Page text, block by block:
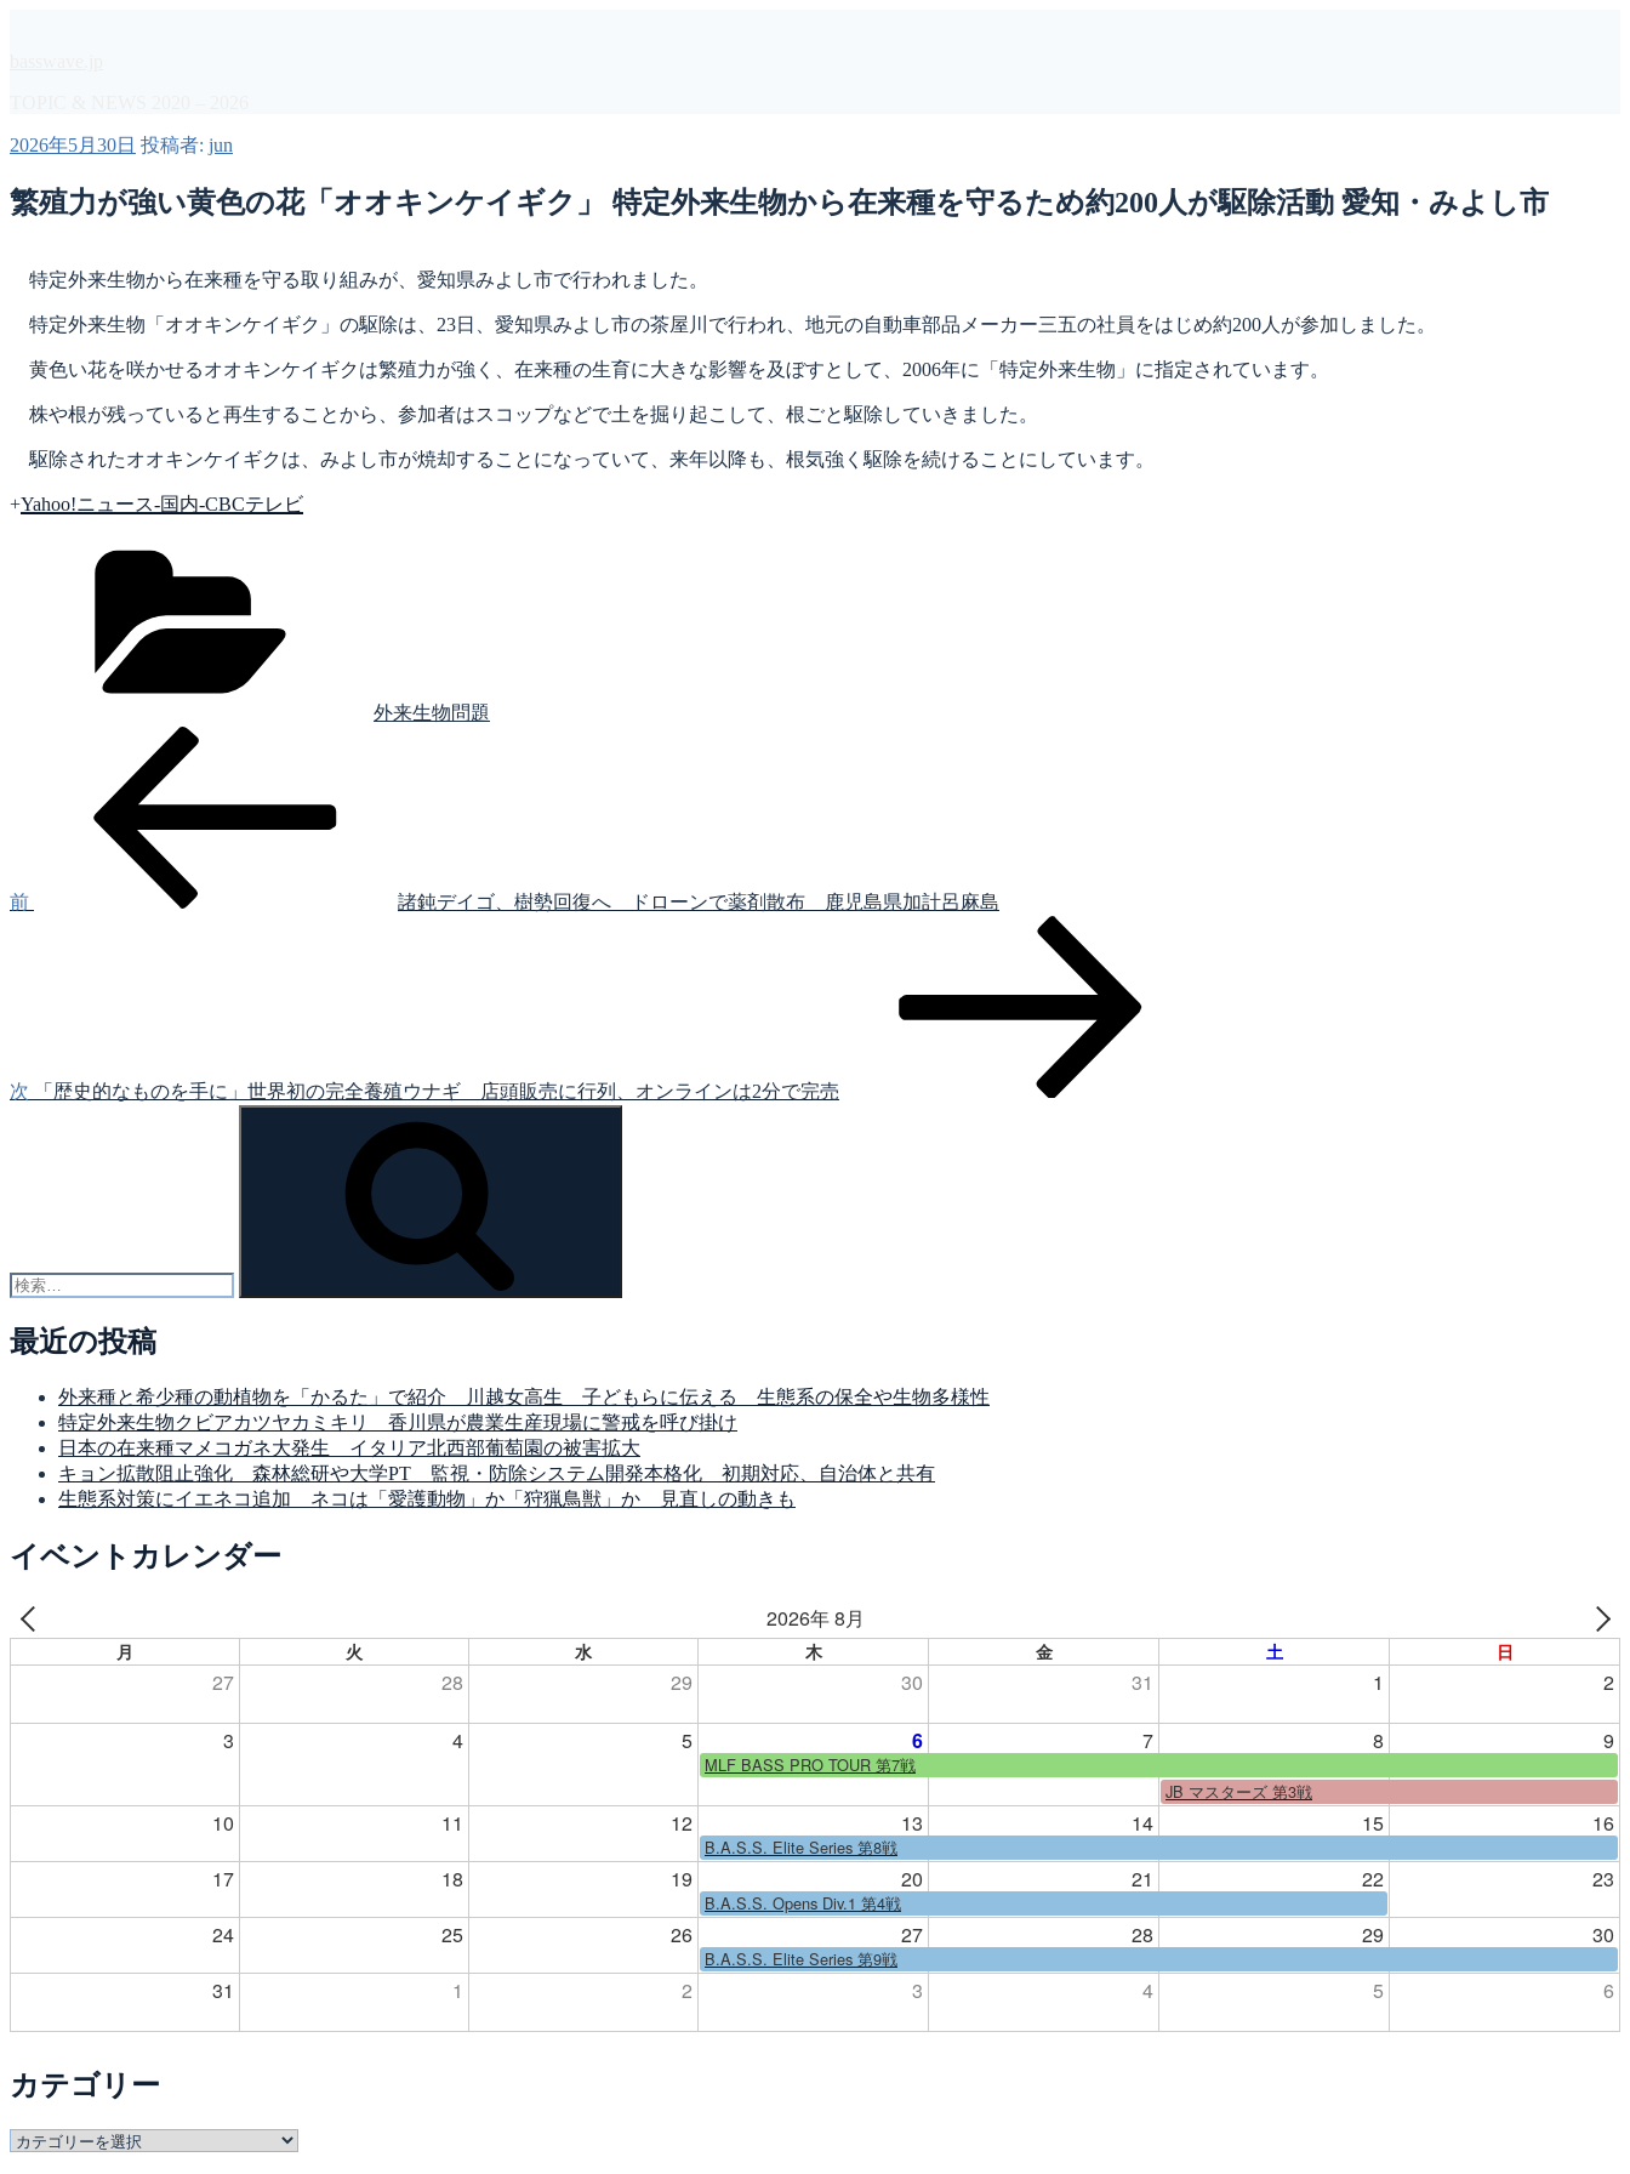
へ
キ
ッ
投
日:
2026年5月30日 投稿者: jun
繁殖力が強い黄色の花「オオキンケイギク」 特定外来生物から在来種を守るため約200人が駆除活動 愛知・みよし市
特定外来生物から在来種を守る取り組みが、愛知県みよし市で行われました。
特定外来生物「オオキンケイギク」の駆除は、23日、愛知県みよし市の茶屋川で行われ、地元の自動車部品メーカー三五の社員をはじめ約200人が参加しました。
黄色い花を咲かせるオオキンケイギクは繁殖力が強く、在来種の生育に大きな影響を及ぼすとして、2006年に「特定外来生物」に指定されています。
株や根が残っていると再生することから、参加者はスコップなどで土を掘り起こして、根ごと駆除していきました。
駆除されたオオキンケイギクは、みよし市が焼却することになっていて、来年以降も、根気強く駆除を続けることにしています。
+Yahoo!ニュース-国内-CBCテレビ
外来生物問題
ゲ
前
諸鈍デイゴ、樹勢回復へ ドローンで薬剤散布 鹿児島県加計呂麻島
次
「歴史的なものを手に」世界初の完全養殖ウナギ 店頭販売に行列、オンラインは2分で完売
最近の投稿
外来種と希少種の動植物を「かるた」で紹介 川越女高生 子どもらに伝える 生態系の保全や生物多様性
特定外来生物クビアカツヤカミキリ 香川県が農業生産現場に警戒を呼び掛け
日本の在来種マメコガネ大発生 イタリア北西部葡萄園の被害拡大
キョン拡散阻止強化 森林総研や大学PT 監視・防除システム開発本格化 初期対応、自治体と共有
生態系対策にイエネコ追加 ネコは「愛護動物」か「狩猟鳥獣」か 見直しの動きも
イベントカレンダー
2026年 8月
月 火 水 木 金 土 日
27 28 29 30 31 1 2
3 4 5 6 7 8 9
MLF BASS PRO TOUR 第7戦
JB マスターズ 第3戦
10 11 12 13 14 15 16
B.A.S.S. Elite Series 第8戦
17 18 19 20 21 22 23
B.A.S.S. Opens Div.1 第4戦
24 25 26 27 28 29 30
B.A.S.S. Elite Series 第9戦
31 1 2 3 4 5 6
カテゴリー
カ